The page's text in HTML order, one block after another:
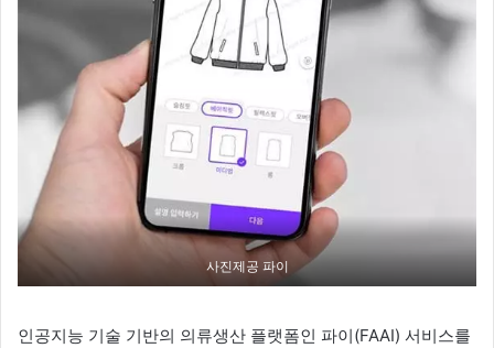
사진제공 파이
인공지능 기술 기반의 의류생산 플랫폼인 파이(FAAI) 서비스를